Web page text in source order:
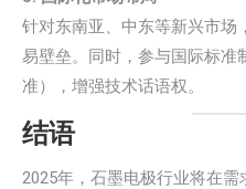
针对东南亚、中东等新兴市场
易壁垒。同时，参与国际标准
准），增强技术话语权。
结语
2025年，石墨电极行业将在